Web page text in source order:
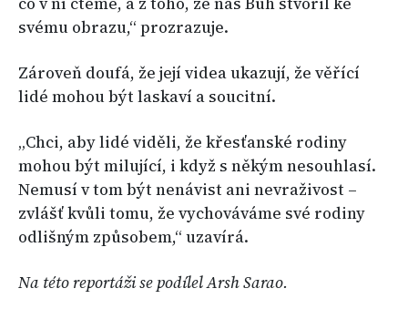
svému obrazu,“ prozrazuje.
Zároveň doufá, že její videa ukazují, že věřící
lidé mohou být laskaví a soucitní.
„Chci, aby lidé viděli, že křesťanské rodiny
mohou být milující, i když s někým nesouhlasí.
Nemusí v tom být nenávist ani nevraživost –
zvlášť kvůli tomu, že vychováváme své rodiny
odlišným způsobem,“ uzavírá.
Na této reportáži se podílel Arsh Sarao.